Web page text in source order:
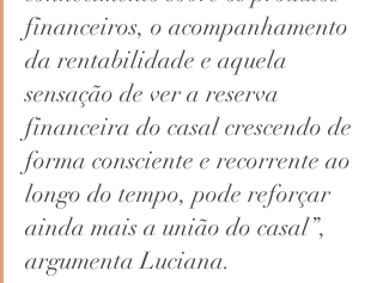
financeiros, o acompanhamento
da rentabilidade e aquela
sensação de ver a reserva
financeira do casal crescendo de
forma consciente e recorrente ao
longo do tempo, pode reforçar
ainda mais a união do casal”,
argumenta Luciana.